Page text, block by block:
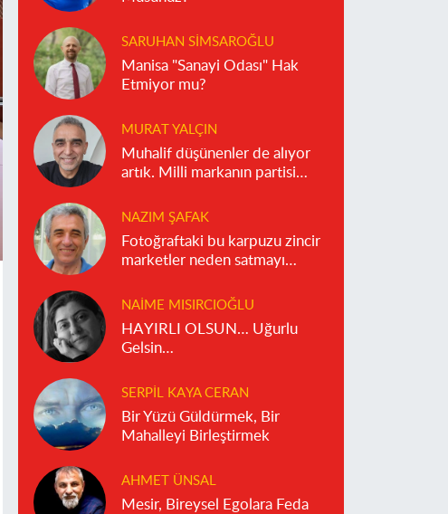
SARUHAN SIMSAROĞLU
Manisa "Sanayi Odası" Hak
Etmiyor mu?
MURAT YALÇIN
Muhalif düşünenler de alıyor
artık. Milli markanın partisi
NAZIM ŞAFAK
Fotoğraftaki bu karpuzu zincir
marketler neden satmayı
NAIME MISIRCIOĞLU
HAYIRLI OLSUN… Uğurlu
Gelsin…
SERPIL KAYA CERAN
Bir Yüzü Güldürmek, Bir
Mahalleyi Birleştirmek
AHMET ÜNSAL
Mesir, Bireysel Egolara Feda